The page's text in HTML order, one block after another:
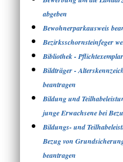
abgeben
Bewohnerparkausweis
Bezirksschornsteinfeger
Bibliothek -
Bildträger -
beantragen
Bildung und
junge Erwachsene bei
Bildungs- und
Bezug von
beantragen